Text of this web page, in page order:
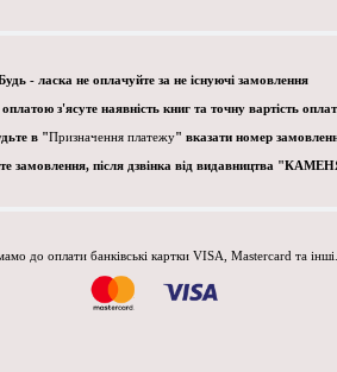
- ласка не оплачуйте за не існуючі замовлення
з'ясуте наявність книг та точну вартість
в "Призначення платежу" вказати номер
замовлення, після дзвінка від видавництва
до оплати банківські картки VISA, Mastercard та інші.